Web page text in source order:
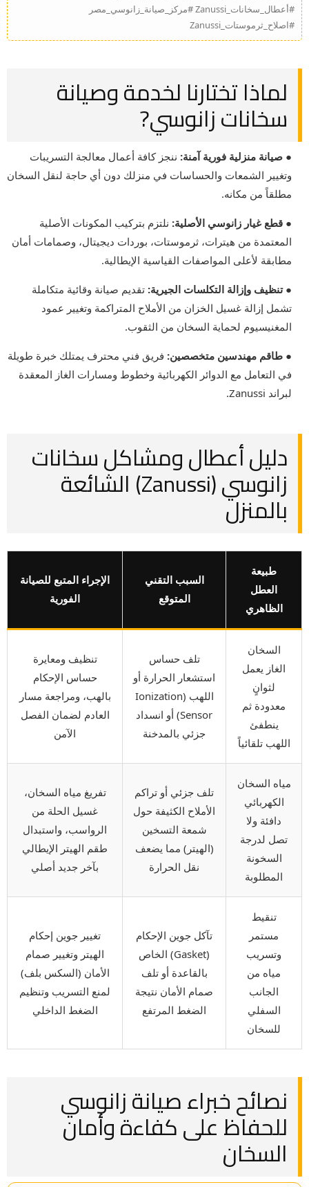
#أعطال_سخانات_Zanussi #مركز_صيانة_زانوسي_مصر
#اصلاح_ثرموستات_Zanussi
لماذا تختارنا لخدمة وصيانة
سخانات زانوسي?
● صيانة منزلية فورية آمنة: ننجز كافة أعمال معالجة التسريبات
وتغيير الشمعات والحساسات في منزلك دون أي حاجة لنقل السخان
مطلقاً من مكانه.
● قطع غيار زانوسي الأصلية: نلتزم بتركيب المكونات الأصلية
المعتمدة من هيترات، ثرموستات، بوردات ديجيتال، وصمامات أمان
مطابقة لأعلى المواصفات القياسية الإيطالية.
● تنظيف وإزالة التكلسات الجيرية: تقديم صيانة وقائية متكاملة
تشمل إزالة غسيل الخزان من الأملاح المتراكمة وتغيير عمود
المغنيسيوم لحماية السخان من الثقوب.
● طاقم مهندسين متخصصين: فريق فني محترف يمتلك خبرة طويلة
في التعامل مع الدوائر الكهربائية وخطوط ومسارات الغاز المعقدة
لبراند Zanussi.
دليل أعطال ومشاكل سخانات
زانوسي (Zanussi) الشائعة
بالمنزل
طبيعة
العطل
الظاهري
السبب التقني
المتوقع
الإجراء المتبع للصيانة
الفورية
السخان
الغاز يعمل
لثوانٍ
معدودة ثم
ينطفئ
اللهب تلقائياً
تلف حساس
استشعار الحرارة أو
اللهب (Ionization
Sensor) أو انسداد
جزئي بالمدخنة
تنظيف ومعايرة
حساس الإحكام
بالهب، ومراجعة مسار
العادم لضمان الفصل
الآمن
مياه السخان
الكهربائي
دافئة ولا
تصل لدرجة
السخونة
المطلوبة
تلف جزئي أو تراكم
الأملاح الكثيفة حول
شمعة التسخين
(الهيتر) مما يضعف
نقل الحرارة
تفريغ مياه السخان،
غسيل الحلة من
الرواسب، واستبدال
طقم الهيتر الإيطالي
بآخر جديد أصلي
تنقيط
مستمر
وتسريب
مياه من
الجانب
السفلي
للسخان
تآكل جوين الإحكام
(Gasket) الخاص
بالقاعدة أو تلف
صمام الأمان نتيجة
الضغط المرتفع
تغيير جوين إحكام
الهيتر وتغيير صمام
الأمان (السكس بلف)
لمنع التسريب وتنظيم
الضغط الداخلي
نصائح خبراء صيانة زانوسي
للحفاظ على كفاءة وأمان
السخان